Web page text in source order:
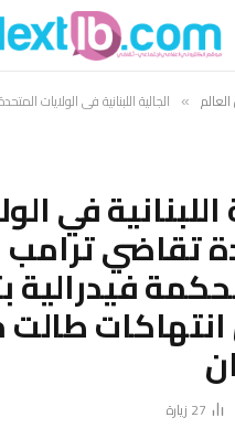
» الجالية اللبنانية في الولايات المتحدة تقاضي ترامب وروبيو أمام محكمة
اللبنانية في
تقاضي ترامب
فيدرالية
طالت
27 زيارة